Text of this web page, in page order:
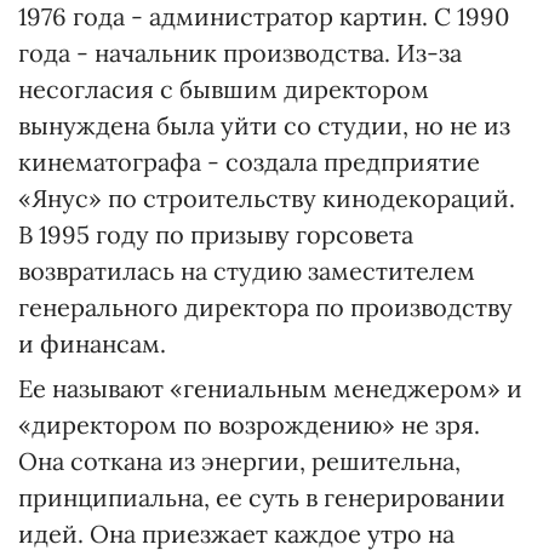
1976 года - администратор картин. С 1990
года - начальник производства. Из-за
несогласия с бывшим директором
вынуждена была уйти со студии, но не из
кинематографа - создала предприятие
«Янус» по строительству кинодекораций.
В 1995 году по призыву горсовета
возвратилась на студию заместителем
генерального директора по производству
и финансам.
Ее называют «гениальным менеджером» и
«директором по возрождению» не зря.
Она соткана из энергии, решительна,
принципиальна, ее суть в генерировании
идей. Она приезжает каждое утро на